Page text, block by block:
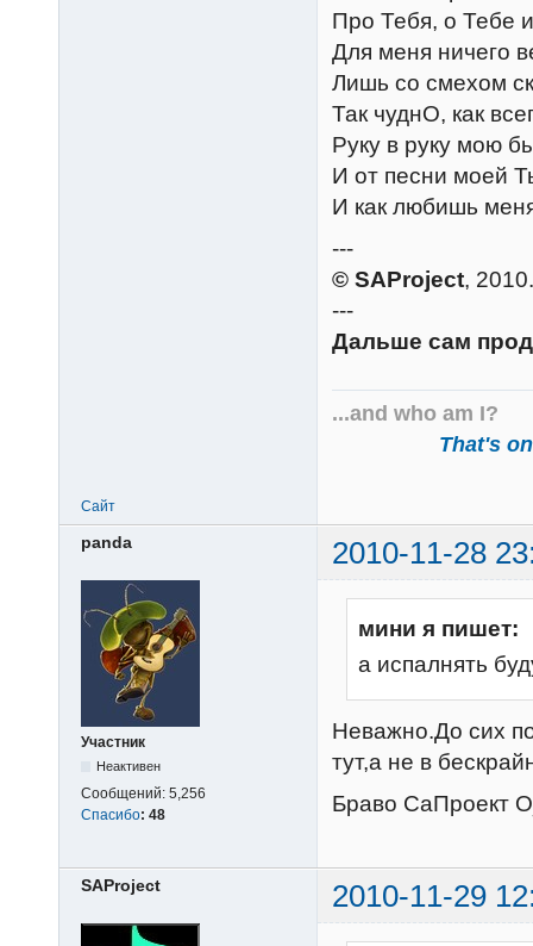
Про Тебя, о Тебе
Для меня ничего
Лишь со смехом
Так чуднО, как
Руку в руку мою
И от песни моей
И как любишь
---
© SAProject, 2010.
---
Дальше сам
...and who am I?
That's
Сайт
panda 2010-11-28
Участник
Неактивен
Сообщений: 5,256
Спасибо: 48
мини я пишет:
а испалнять
Неважно.До сих
тут,а не в
Браво СаПроект
SAProject 2010-11-29